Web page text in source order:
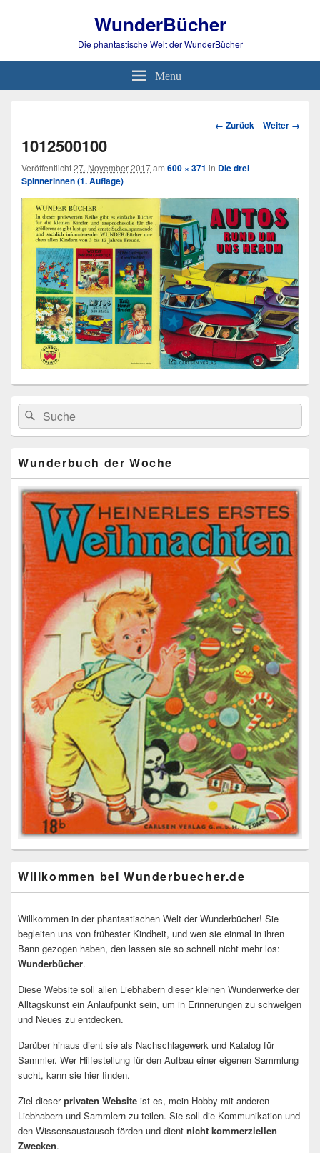
WunderBücher
Die phantastische Welt der WunderBücher
Menu
Bild-
← Zurück Weiter →
1012500100
Veröffentlicht27. November 2017am 600 × 371 in Die drei
Spinnerinnen (1. Auflage)
Primärer
Seitenleisten
Widget-
Bereich
Search
for:
Suche
Wunderbuch der Woche
Willkommen bei Wunderbuecher.de
Willkommen in der phantastischen Welt der Wunderbücher! Sie
begleiten uns von frühester Kindheit, und wen sie einmal in ihren
Bann gezogen haben, den lassen sie so schnell nicht mehr los:
Wunderbücher.
Diese Website soll allen Liebhabern dieser kleinen Wunderwerke der
Alltagskunst ein Anlaufpunkt sein, um in Erinnerungen zu schwelgen
und Neues zu entdecken.
Darüber hinaus dient sie als Nachschlagewerk und Katalog für
Sammler. Wer Hilfestellung für den Aufbau einer eigenen Sammlung
sucht, kann sie hier finden.
Ziel dieserprivaten Website ist es, mein Hobby mit anderen
Liebhabern und Sammlern zu teilen. Sie soll die Kommunikation und
den Wissensaustausch förden und dient nicht kommerziellen
Zwecken.